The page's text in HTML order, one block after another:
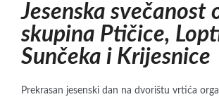
Jesenska svečanost
skupina Ptičice,
Sunčeka i Krijesnice
Prekrasan jesenski dan na dvorištu vrtića